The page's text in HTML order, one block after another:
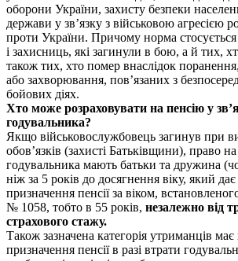
оборони України, захисту безпеки
держави у зв’язку з військовою агресією
проти України. Причому норма
і захисниць, які загинули в бою, а й тих,
також тих, хто помер внаслідок поранення,
або захворювання, пов’язаних з
бойових діях.
Хто може розраховувати на пенсію у
годувальника?
Якщо військовослужбовець загинув при
обов’язків (захисті Батьківщини), право
годувальника мають батьки та дружина
ніж за 5 років до досягнення віку, який
призначення пенсії за віком,
№ 1058, тобто в 55 років, незалежно від
страхового стажу.
Також зазначена категорія утриманців
призначення пенсії в разі втрати